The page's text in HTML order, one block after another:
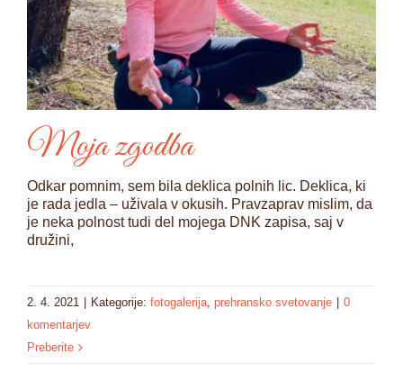
Moja zgodba
Odkar pomnim, sem bila deklica polnih lic. Deklica, ki
je rada jedla – uživala v okusih. Pravzaprav mislim, da
je neka polnost tudi del mojega DNK zapisa, saj v
družini,
2. 4. 2021 Kategorije: fotogalerija, prehransko svetovanje
0
komentarjev
Preberite